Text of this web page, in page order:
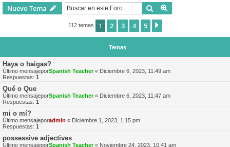
Nuevo Tema Buscar
112 temas 1 2 3 4 5
Temas
Haya o haigas?
Último mensajeporSpanish Teacher« Diciembre 6, 2023, 11:49 am
Respuestas: 1
Qué o Que
Último mensajeporSpanish Teacher« Diciembre 6, 2023, 11:47 am
Respuestas: 1
mi o mí?
Último mensajeporadmin « Diciembre 1, 2023, 1:15 pm
Respuestas: 1
possessive adjectives
Último mensajeporSpanish Teacher« Noviembre 24, 2023, 10:41 am